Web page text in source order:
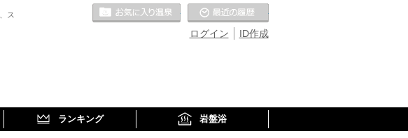
ス
ID作成
ログイン
お気に入りの温泉
ランキング 岩盤浴